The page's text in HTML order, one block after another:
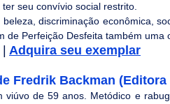
seu convívio social restrito.
beleza, discriminação econômica,
de Perfeição Desfeita também uma
Adquira seu exemplar
Fredrik Backman
viúvo de 59 anos. Metódico e